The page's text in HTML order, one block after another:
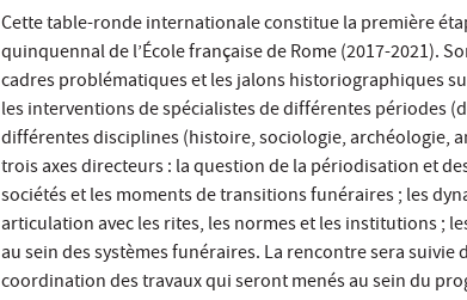
Cette table-ronde internationale constitue la première
quinquennal de l’École française de Rome (2017-2021).
cadres problématiques et les jalons historiographiques
les interventions de spécialistes de différentes périodes
différentes disciplines (histoire, sociologie, archéologie,
trois axes directeurs : la question de la périodisation et
sociétés et les moments de transitions funéraires ; les
articulation avec les rites, les normes et les institutions ;
au sein des systèmes funéraires. La rencontre sera suivie
coordination des travaux qui seront menés au sein du